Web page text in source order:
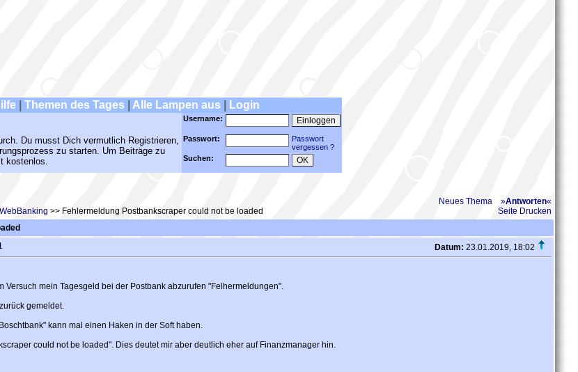
Themen des Tages Alle Lampen aus Login
Du musst Dich vermutlich Registrieren,
zu starten. Um Beiträge zu
kostenlos.
Username:
Passwort:
Passwort
vergessen ?
Suchen:
>> Fehlermeldung Postbankscraper could not be loaded
Neues Thema »Antworten«
Seite Drucken
Datum: 23.01.2019, 18:02
mein Tagesgeld bei der Postbank abzurufen "Felhermeldungen".
gemeldet.
kann mal einen Haken in der Soft haben.
could not be loaded". Dies deutet mir aber deutlich eher auf Finanzmanager hin.